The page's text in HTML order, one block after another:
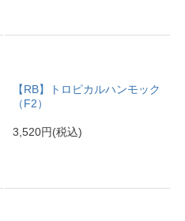
【RB】トロピカルハンモック
（F2）
3,520円(税込)